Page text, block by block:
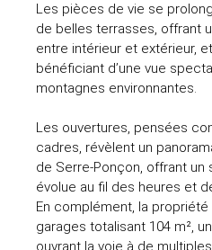
Les pièces de vie se
de belles terrasses, offrant
entre intérieur et extérieur,
bénéficiant d’une vue
montagnes environnantes.
Les ouvertures, pensées
cadres, révèlent un
de Serre-Ponçon, offrant un
évolue au fil des heures et
En complément, la
garages totalisant 104 m²,
ouvrant la voie à de